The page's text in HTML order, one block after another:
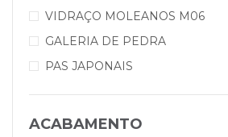
VIDRAÇO MOLEANOS M06
GALERIA DE PEDRA
PAS JAPONAIS
ACABAMENTO